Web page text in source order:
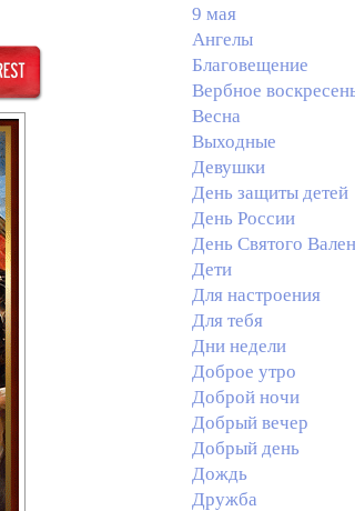
9 мая
Ангелы
Благовещение
Вербное
Весна
Выходные
Девушки
День защиты детей
День России
День Святого
Дети
Для настроения
Для тебя
Дни недели
Доброе утро
Доброй ночи
Добрый вечер
Добрый день
Дождь
Дружба